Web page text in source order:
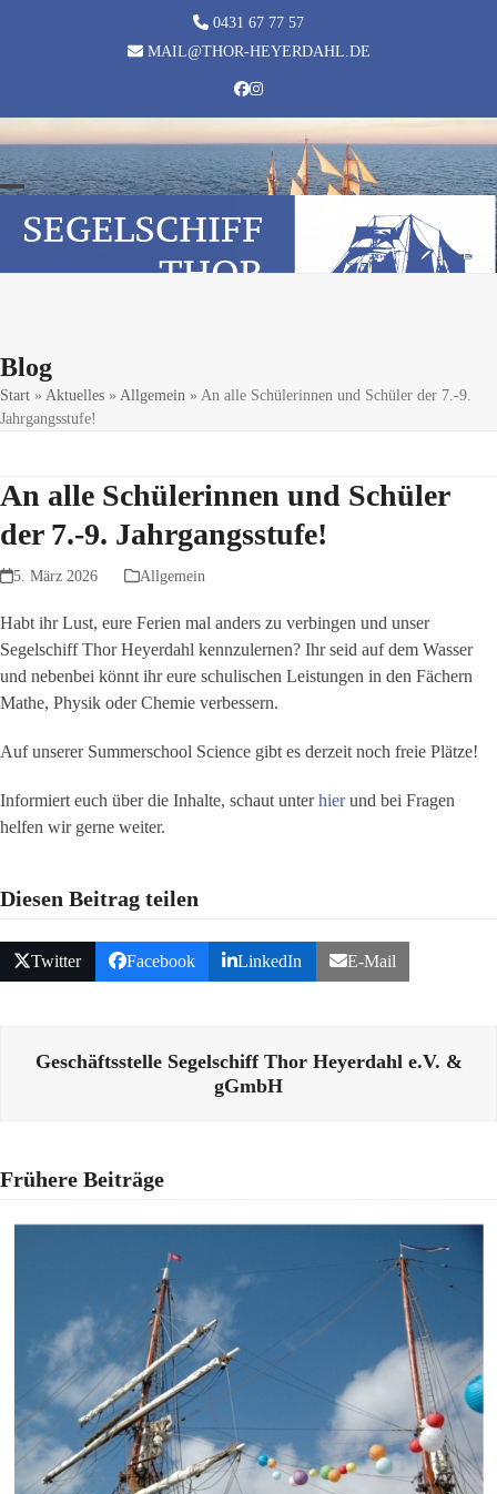
0431 67 77 57
MAIL@THOR-HEYERDAHL.DE
Facebook
Instagram
Open
mobile
Close
mobile
Blog
Start » Aktuelles » Allgemein » An alle Schülerinnen und Schüler der 7.-9.
Jahrgangsstufe!
An alle Schülerinnen und Schüler
der 7.-9. Jahrgangsstufe!
5. März 2026 Allgemein
Habt ihr Lust, eure Ferien mal anders zu verbingen und unser
Segelschiff Thor Heyerdahl kennzulernen? Ihr seid auf dem Wasser
und nebenbei könnt ihr eure schulischen Leistungen in den Fächern
Mathe, Physik oder Chemie verbessern.
Auf unserer Summerschool Science gibt es derzeit noch freie Plätze!
Informiert euch über die Inhalte, schaut unterhierund bei Fragen
helfen wir gerne weiter.
Diesen Beitrag teilen
Twitter Facebook LinkedIn E-Mail
Geschäftsstelle Segelschiff Thor Heyerdahl e.V. &
gGmbH
Frühere Beiträge